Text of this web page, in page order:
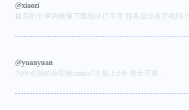
@xiaozi
最后的分享的镜像下载地址打不开 服务器没有开机吗？
@yuanyuan
为什么我的4b安装centos7.9 插上tf卡 显示不兼...